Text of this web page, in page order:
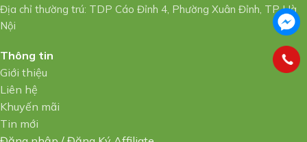
Địa chỉ thường trú: TDP Cáo Đỉnh 4, Phường Xuân Đỉnh, TP Hà
Nội
Thông tin
Giới thiệu
Liên hệ
Khuyến mãi
Tin mới